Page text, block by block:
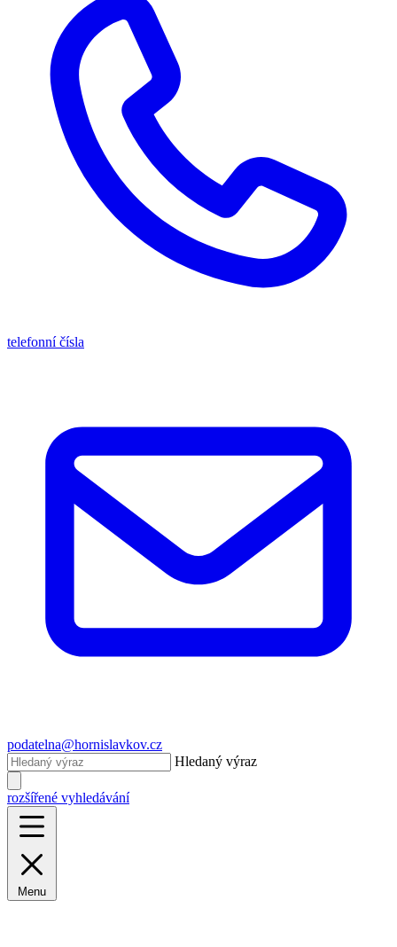
telefonní čísla
podatelna@hornislavkov.cz
Hledaný výraz
rozšířené vyhledávání
Menu